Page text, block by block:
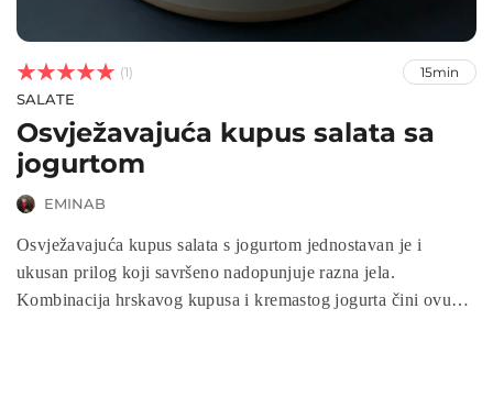


 (1) 15min
SALATE
Osvježavajuća kupus salata sa
jogurtom
EMINAB
Osvježavajuća kupus salata s jogurtom jednostavan je i
ukusan prilog koji savršeno nadopunjuje razna jela.
Kombinacija hrskavog kupusa i kremastog jogurta čini ovu